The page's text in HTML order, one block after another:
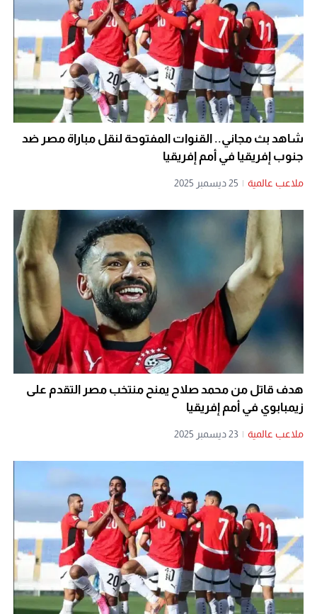
شاهد بث مجاني.. القنوات المفتوحة لنقل مباراة مصر ضد
جنوب إفريقيا في أمم إفريقيا
ملاعب عالمية | 25 ديسمبر 2025
هدف قاتل من محمد صلاح يمنح منتخب مصر التقدم على
زيمبابوي في أمم إفريقيا
ملاعب عالمية | 23 ديسمبر 2025